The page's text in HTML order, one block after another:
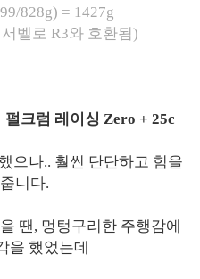
828g) = 1427g
벨로 R3와 호환됨)
펄크럼 레이싱 Zero + 25c
으나.. 훨씬 단단하고 힘을
니다.
땐, 멍텅구리한 주행감에
을 했었는데